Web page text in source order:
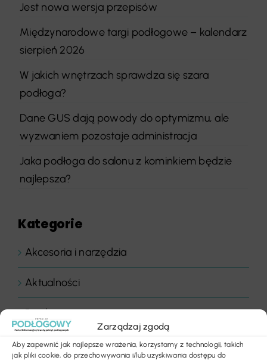
Zarządzaj zgodą
Aby zapewnić jak najlepsze wrażenia, korzystamy z technologii, takich
jak pliki cookie, do przechowywania i/lub uzyskiwania dostępu do
Jest nowa wersja przepisów
Międzynarodowe targi podłogowe – kalendarz
sierpień 2026
W jakich wnętrzach sprawdza się szara
podłoga?
Dane GUS dają powody do optymizmu, ale
wyzwaniem pozostaje administracja
Jaka podłoga do salonu z kominkiem będzie
najlepsza?
Kategorie
Akcesoria i narzędzia
Aktualności
Bez kategorii
Biura i instytucje